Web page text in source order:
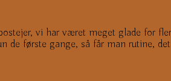
vi har været meget glade for
første gange, så får man rutine,